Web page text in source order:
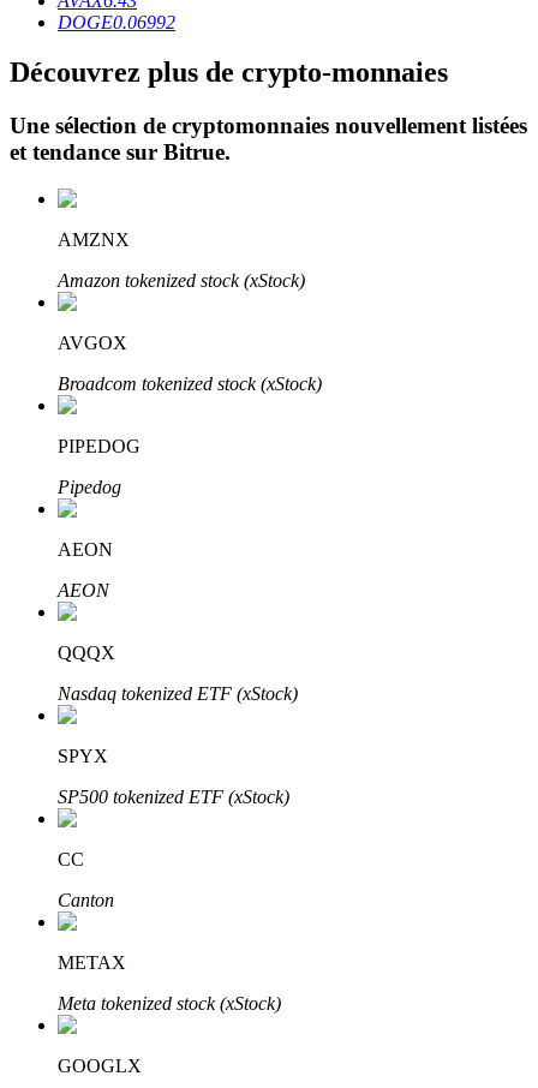
Investissement automobile
Obtenez des bénéfices à long terme et des intérêts flexibles
Apprenez le Staking
Découvrez comment gagner un revenu passif
Partenaires Bitrue
Affiliés Bitrue
DOGE0.06992
Découvrez plus de crypto-monnaies
Une sélection de cryptomonnaies nouvellement listées
et tendance sur Bitrue.
AMZNX
Amazon tokenized stock (xStock)
AVGOX
Broadcom tokenized stock (xStock)
PIPEDOG
Pipedog
AEON
AEON
QQQX
Nasdaq tokenized ETF (xStock)
SPYX
SP500 tokenized ETF (xStock)
CC
Canton
METAX
Meta tokenized stock (xStock)
GOOGLX